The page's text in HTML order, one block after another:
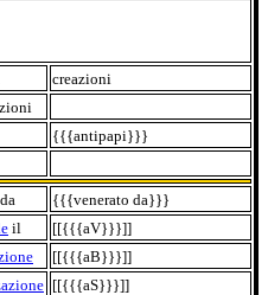
creazioni
{{{antipapi}}}
da
{{{venerato da}}}
il
[[{{{aV}}}]]
[[{{{aB}}}]]
[[{{{aS}}}]]